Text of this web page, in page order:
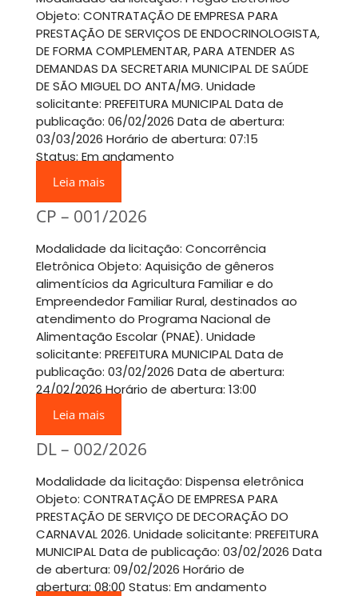
Objeto: CONTRATAÇÃO DE EMPRESA PARA
PRESTAÇÃO DE SERVIÇOS DE ENDOCRINOLOGISTA,
DE FORMA COMPLEMENTAR, PARA ATENDER AS
DEMANDAS DA SECRETARIA MUNICIPAL DE SAÚDE
DE SÃO MIGUEL DO ANTA/MG. Unidade
solicitante: PREFEITURA MUNICIPAL Data de
publicação: 06/02/2026 Data de abertura:
03/03/2026 Horário de abertura: 07:15
Status: Em andamento
Leia mais
CP – 001/2026
Modalidade da licitação: Concorrência
Eletrônica Objeto: Aquisição de gêneros
alimentícios da Agricultura Familiar e do
Empreendedor Familiar Rural, destinados ao
atendimento do Programa Nacional de
Alimentação Escolar (PNAE). Unidade
solicitante: PREFEITURA MUNICIPAL Data de
publicação: 03/02/2026 Data de abertura:
24/02/2026 Horário de abertura: 13:00
Leia mais
DL – 002/2026
Modalidade da licitação: Dispensa eletrônica
Objeto: CONTRATAÇÃO DE EMPRESA PARA
PRESTAÇÃO DE SERVIÇO DE DECORAÇÃO DO
CARNAVAL 2026. Unidade solicitante: PREFEITURA
MUNICIPAL Data de publicação: 03/02/2026 Data
de abertura: 09/02/2026 Horário de
abertura: 08:00 Status: Em andamento